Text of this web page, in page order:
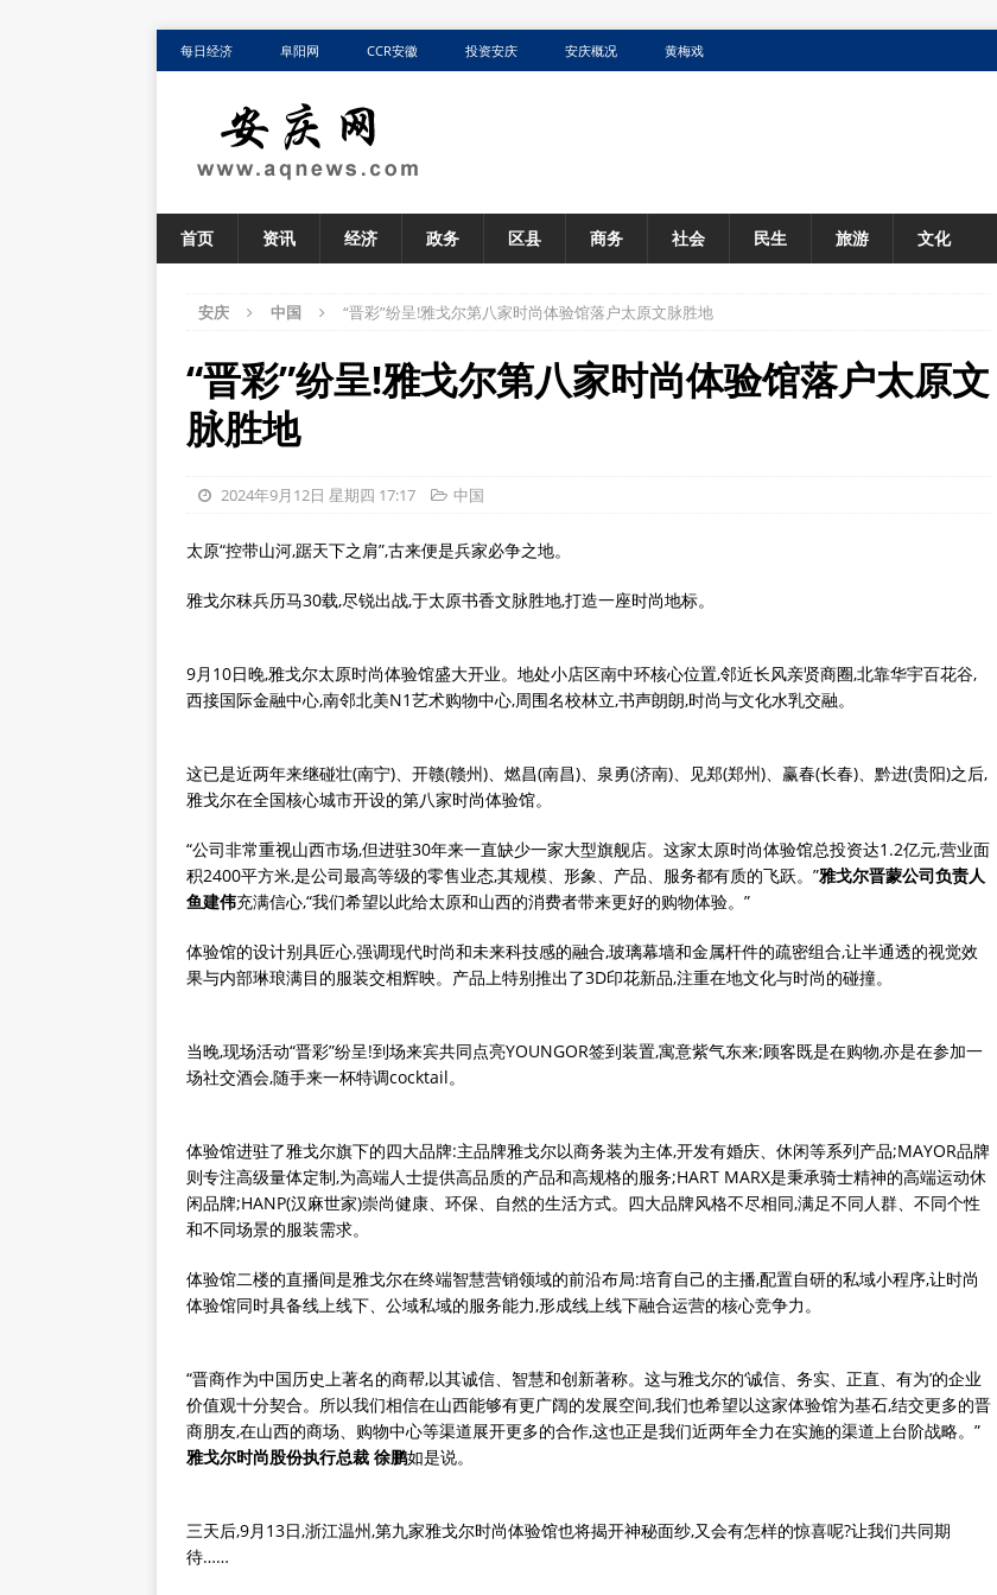
每日经济 阜阳网 CCR安徽 投资安庆 安庆概况 黄梅戏
首页 资讯 经济 政务 区县 商务 社会 民生 旅游 文化
安庆 中国 ​“晋彩”纷呈!雅戈尔第八家时尚体验馆落户太原文脉胜地
​“晋彩”纷呈!雅戈尔第八家时尚体验馆落户太原文
脉胜地
2024年9月12日 星期四 17:17 中国
太原“控带山河,踞天下之肩”,古来便是兵家必争之地。
雅戈尔秣兵历马30载,尽锐出战‌,于太原书香文脉胜地,打造一座时尚地标。
9月10日晚,雅戈尔太原时尚体验馆盛大开业。地处小店区南中环核心位置,邻近长风亲贤商圈,北靠华宇百花谷,
西接国际金融中心,南邻北美N1艺术购物中心,周围名校林立,书声朗朗,时尚与文化水乳交融。
这已是近两年来继碰壮(南宁)、开赣(赣州)、燃昌(南昌)、泉勇(济南)、见郑(郑州)、赢春(长春)、黔进(贵阳)之后,
雅戈尔在全国核心城市开设的第八家时尚体验馆。
“公司非常重视山西市场,但进驻30年来一直缺少一家大型旗舰店。这家太原时尚体验馆总投资达1.2亿元,营业面
积2400平方米,是公司最高等级的零售业态,其规模、形象、产品、服务都有质的飞跃。”雅戈尔晋蒙公司负责人
鱼建伟充满信心,“我们希望以此给太原和山西的消费者带来更好的购物体验。”
体验馆的设计别具匠心,强调现代时尚和未来科技感的融合,玻璃幕墙和金属杆件的疏密组合,让半通透的视觉效
果与内部琳琅满目的服装交相辉映。产品上特别推出了3D印花新品,注重在地文化与时尚的碰撞。
当晚,现场活动“晋彩”纷呈!到场来宾共同点亮YOUNGOR签到装置,寓意紫气东来;顾客既是在购物,亦是在参加一
场社交酒会,随手来一杯特调cocktail。
体验馆进驻了雅戈尔旗下的四大品牌:主品牌雅戈尔以商务装为主体,开发有婚庆、休闲等系列产品;MAYOR品牌
则专注高级量体定制,为高端人士提供高品质的产品和高规格的服务;HART MARX是秉承骑士精神的高端运动休
闲品牌;HANP(汉麻世家)崇尚健康、环保、自然的生活方式。四大品牌风格不尽相同,满足不同人群、不同个性
和不同场景的服装需求。
体验馆二楼的直播间是雅戈尔在终端智慧营销领域的前沿布局:培育自己的主播,配置自研的私域小程序,让时尚
体验馆同时具备线上线下、公域私域的服务能力,形成线上线下融合运营的核心竞争力。
“晋商作为中国历史上著名的商帮,以其诚信、智慧和创新著称。这与雅戈尔的‘诚信、务实、正直、有为’的企业
价值观十分契合。所以我们相信在山西能够有更广阔的发展空间,我们也希望以这家体验馆为基石,结交更多的晋
商朋友,在山西的商场、购物中心等渠道展开更多的合作,这也正是我们近两年全力在实施的渠道上台阶战略。”
雅戈尔时尚股份执行总裁 徐鹏如是说。
三天后,9月13日,浙江温州,第九家雅戈尔时尚体验馆也将揭开神秘面纱,又会有怎样的惊喜呢?让我们共同期
待……